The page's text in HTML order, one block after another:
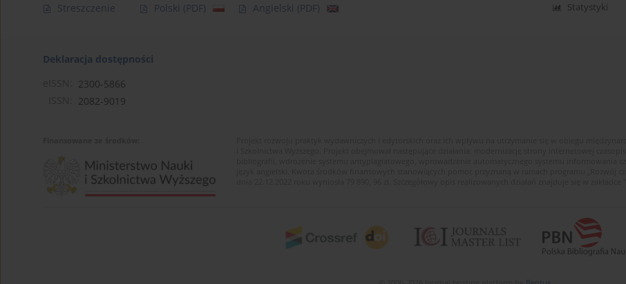
Streszczenie Polski (PDF) Angielski (PDF) Statystyki
Deklaracja dostępności
2300-5866
2082-9019